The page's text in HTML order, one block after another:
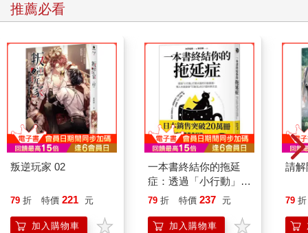
趁著美軍動員的空檔，數個月內連續拿下香港、馬來亞、菲律
想進攻澳洲。但此同時，日軍在中國和滿洲戰場卻陷入膠著，戰
線一直延伸，人力及軍費持續攀升。日軍的常備兵力，占領滿洲
之前是三十萬人，一九三七年對中國宣戰時是六十三萬人，太平
洋戰爭爆發後暴增至二百八十萬人，已是日本內地徵兵的極限。
日本因而被迫評估徵召殖民地青年入伍，不久朝鮮總督府開始徵
兵，臺灣總督府則是謹慎召募「志願兵」。
珍珠港事變後一個多月，臺灣總督府頒布〈陸軍志願兵訓練所生
徒募集綱要〉，徵集一千多名「臺灣陸軍特別志願兵」入伍。應
徵者必須體檢合格，再通過國語、算術、常識三科學科考試，再
經口試一關，才能「入選」特別志願兵。
消息一頒布就引發熱烈討論，這是臺灣人第一次得以「皇軍」身
權利」，象徵了「內臺一體」。皇民奉公會透過學校、保甲、警
推薦必看
叛逆玩家 02
79 折 特價 221 元
加入購物車
一本書終結你的拖延
症：透過「小行動」打
開大腦的行動開關，懶
的37個科學方法
79 折 特價 237 元
加入購物車
請解
79 折